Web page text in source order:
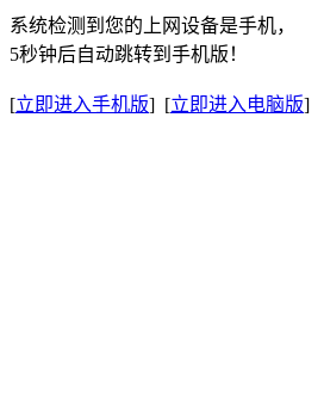
系统检测到您的上网设备是手机，
5秒钟后自动跳转到手机版！
[立即进入手机版] [立即进入电脑版]